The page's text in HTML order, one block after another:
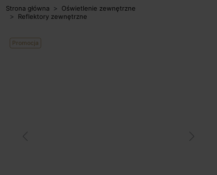
Strona główna
Oświetlenie zewnętrzne
Reflektory zewnętrzne
Promocja